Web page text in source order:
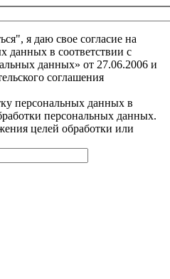
я даю свое согласие на
данных в соответствии с
данных» от 27.06.2006 и
соглашения
персональных данных в
персональных данных.
целей обработки или